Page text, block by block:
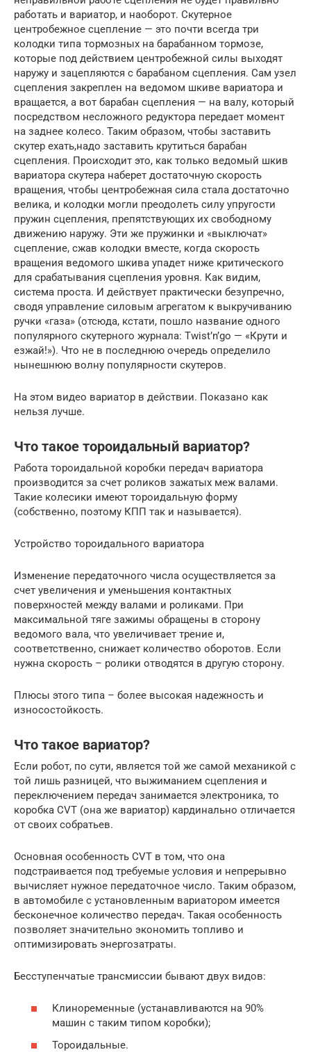
работать и вариатор, и наоборот. Скутерное
центробежное сцепление — это почти всегда три
колодки типа тормозных на барабанном тормозе,
которые под действием центробежной силы выходят
наружу и зацепляются с барабаном сцепления. Сам узел
сцепления закреплен на ведомом шкиве вариатора и
вращается, а вот барабан сцепления — на валу, который
посредством несложного редуктора передает момент
на заднее колесо. Таким образом, чтобы заставить
скутер ехать,надо заставить крутиться барабан
сцепления. Происходит это, как только ведомый шкив
вариатора скутера наберет достаточную скорость
вращения, чтобы центробежная сила стала достаточно
велика, и колодки могли преодолеть силу упругости
пружин сцепления, препятствующих их свободному
движению наружу. Эти же пружинки и «выключат»
сцепление, сжав колодки вместе, когда скорость
вращения ведомого шкива упадет ниже критического
для срабатывания сцепления уровня. Как видим,
система проста. И действует практически безупречно,
сводя управление силовым агрегатом к выкручиванию
ручки «газа» (отсюда, кстати, пошло название одного
популярного скутерного журнала: Twist’n’go — «Крути и
езжай!»). Что не в последнюю очередь определило
нынешнюю волну популярности скутеров.
На этом видео вариатор в действии. Показано как
нельзя лучше.
Что такое тороидальный вариатор?
Работа тороидальной коробки передач вариатора
производится за счет роликов зажатых меж валами.
Такие колесики имеют тороидальную форму
(собственно, поэтому КПП так и называется).
Устройство тороидального вариатора
Изменение передаточного числа осуществляется за
счет увеличения и уменьшения контактных
поверхностей между валами и роликами. При
максимальной тяге зажимы обращены в сторону
ведомого вала, что увеличивает трение и,
соответственно, снижает количество оборотов. Если
нужна скорость – ролики отводятся в другую сторону.
Плюсы этого типа – более высокая надежность и
износостойкость.
Что такое вариатор?
Если робот, по сути, является той же самой механикой с
той лишь разницей, что выжиманием сцепления и
переключением передач занимается электроника, то
коробка CVT (она же вариатор) кардинально отличается
от своих собратьев.
Основная особенность CVT в том, что она
подстраивается под требуемые условия и непрерывно
вычисляет нужное передаточное число. Таким образом,
в автомобиле с установленным вариатором имеется
бесконечное количество передач. Такая особенность
позволяет значительно экономить топливо и
оптимизировать энергозатраты.
Бесступенчатые трансмиссии бывают двух видов:
Клиноременные (устанавливаются на 90%
машин с таким типом коробки);
Тороидальные.